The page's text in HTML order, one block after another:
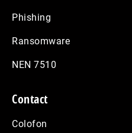
Phishing
Ransomware
NEN 7510
Contact
Colofon